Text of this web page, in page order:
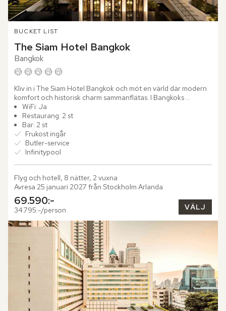
BUCKET LIST
The Siam Hotel Bangkok
Bangkok
Kliv in i The Siam Hotel Bangkok och möt en värld där modern
komfort och historisk charm sammanflätas. I Bangkoks
kungliga distrikt, intill floden Chao Phraya, väntar denna
urbana...
WiFi: Ja
Restaurang: 2 st
Bar: 2 st
Frukost ingår
Butler-service
Infinitypool
Flyg och hotell, 8 nätter, 2 vuxna
Avresa 25 januari 2027 från Stockholm Arlanda
69.590:-
34.795:-/person VÄLJ